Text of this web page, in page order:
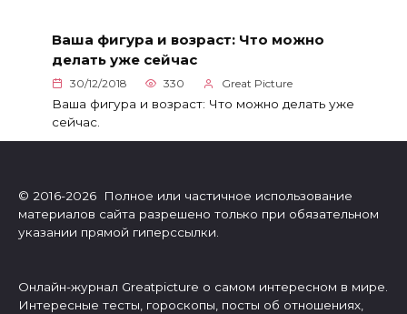
Ваша фигура и возраст: Что можно
делать уже сейчас
30/12/2018 330 Great Picture
Ваша фигура и возраст: Что можно делать уже
сейчас.
© 2016-2026 Полное или частичное использование
материалов сайта разрешено только при обязательном
указании прямой гиперссылки.
Онлайн-журнал Greatpicture о самом интересном в мире.
Интересные тесты, гороскопы, посты об отношениях,